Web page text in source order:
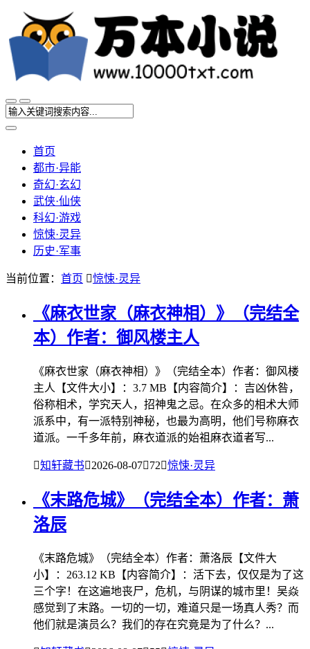
首页
都市·异能
奇幻·玄幻
武侠·仙侠
科幻·游戏
惊悚·灵异
历史·军事
当前位置： 首页 惊悚·灵异
《麻衣世家（麻衣神相）》（完结全
本）作者：御风楼主人
《麻衣世家（麻衣神相）》（完结全本）作者：御风楼
主人【文件大小】：3.7 MB【内容简介】：吉凶休咎，
俗称相术，学究天人，招神鬼之忌。在众多的相术大师
派系中，有一派特别神秘，也最为高明，他们号称麻衣
道派。一千多年前，麻衣道派的始祖麻衣道者写...
知轩藏书2026-08-0772惊悚·灵异
《末路危城》（完结全本）作者：萧
洛辰
《末路危城》（完结全本）作者：萧洛辰【文件大
小】：263.12 KB【内容简介】：活下去，仅仅是为了这
三个字！在这遍地丧尸，危机，与阴谋的城市里！吴焱
感觉到了末路。一切的一切，难道只是一场真人秀？而
他们就是演员么？我们的存在究竟是为了什么？...